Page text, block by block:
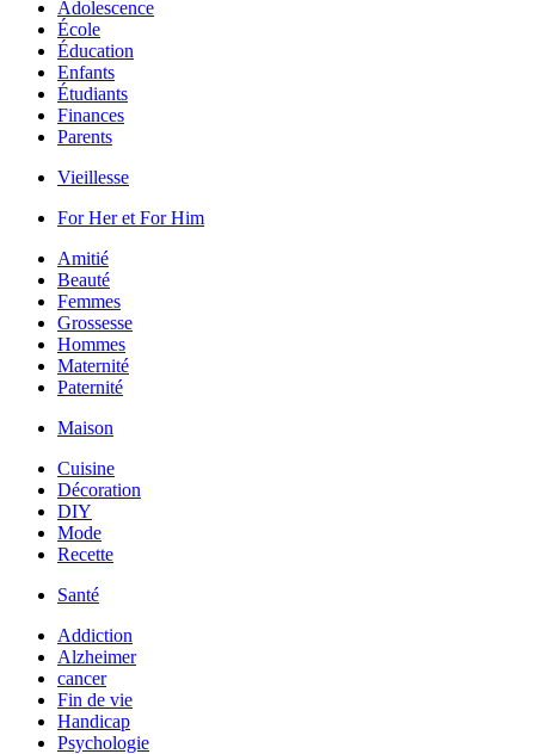
Adolescence
École
Éducation
Enfants
Étudiants
Finances
Parents
Vieillesse
For Her et For Him
Amitié
Beauté
Femmes
Grossesse
Hommes
Maternité
Paternité
Maison
Cuisine
Décoration
DIY
Mode
Recette
Santé
Addiction
Alzheimer
cancer
Fin de vie
Handicap
Psychologie